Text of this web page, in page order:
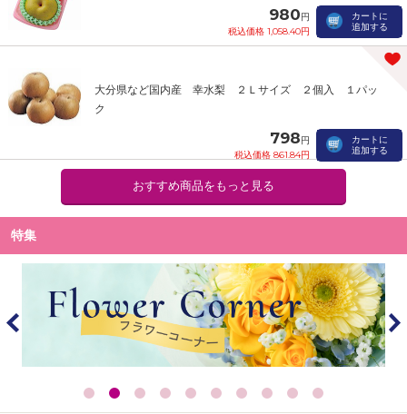
980円
税込価格 1,058.40円
カートに
追加する
大分県など国内産 幸水梨 ２Ｌサイズ ２個入 １パッ
ク
798円
税込価格 861.84円
カートに
追加する
おすすめ商品をもっと見る
特集